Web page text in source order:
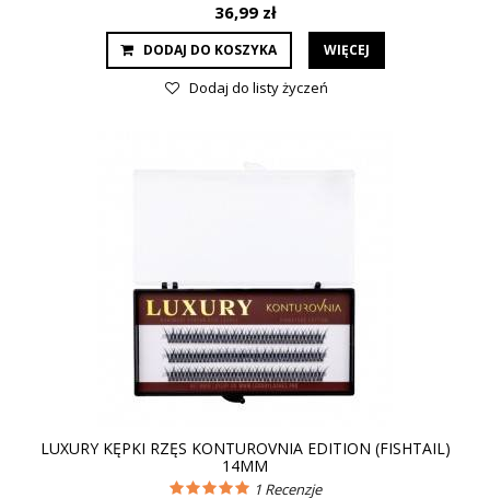
36,99 zł
DODAJ DO KOSZYKA WIĘCEJ
Dodaj do listy życzeń
LUXURY KĘPKI RZĘS KONTUROVNIA EDITION (FISHTAIL)
14MM
1 Recenzje